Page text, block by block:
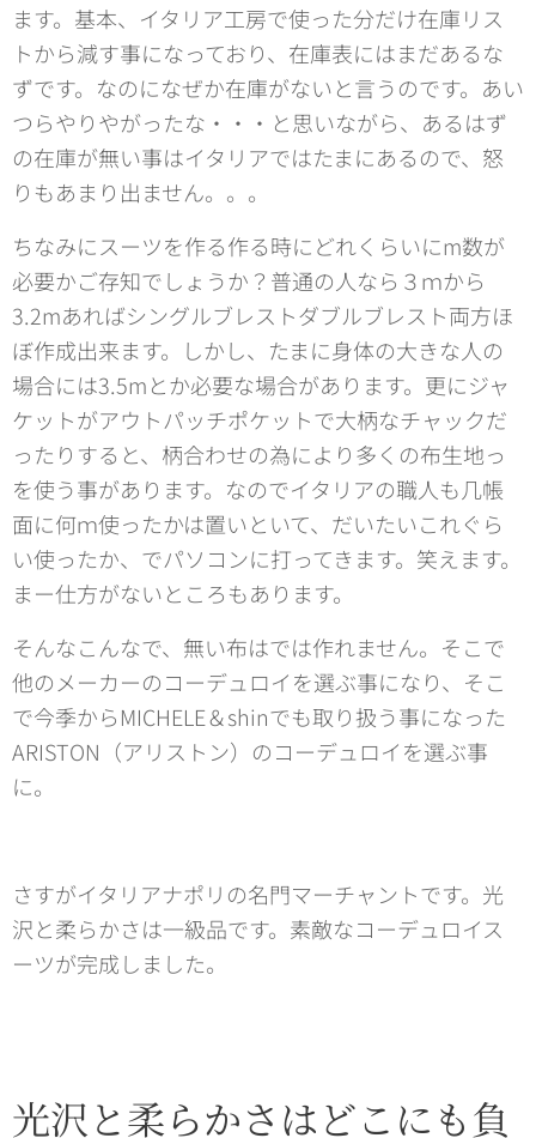
ます。基本、イタリア工房で使った分だけ在庫リス
トから減す事になっており、在庫表にはまだあるな
ずです。なのになぜか在庫がないと言うのです。あい
つらやりやがったな・・・と思いながら、あるはず
の在庫が無い事はイタリアではたまにあるので、怒
りもあまり出ません。。。
ちなみにスーツを作る作る時にどれくらいにm数が
必要かご存知でしょうか？普通の人なら３ｍから
3.2mあればシングルブレストダブルブレスト両方ほ
ぼ作成出来ます。しかし、たまに身体の大きな人の
場合には3.5mとか必要な場合があります。更にジャ
ケットがアウトパッチポケットで大柄なチャックだ
ったりすると、柄合わせの為により多くの布生地っ
を使う事があります。なのでイタリアの職人も几帳
面に何ｍ使ったかは置いといて、だいたいこれぐら
い使ったか、でパソコンに打ってきます。笑えます。
まー仕方がないところもあります。
そんなこんなで、無い布はでは作れません。そこで
他のメーカーのコーデュロイを選ぶ事になり、そこ
で今季からMICHELE＆shinでも取り扱う事になった
ARISTON（アリストン）のコーデュロイを選ぶ事
に。
さすがイタリアナポリの名門マーチャントです。光
沢と柔らかさは一級品です。素敵なコーデュロイス
ーツが完成しました。
光沢と柔らかさはどこにも負